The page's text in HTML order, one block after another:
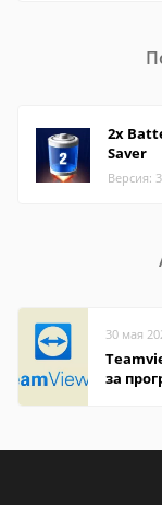
2x
Saver
Версия:
30 мая
за